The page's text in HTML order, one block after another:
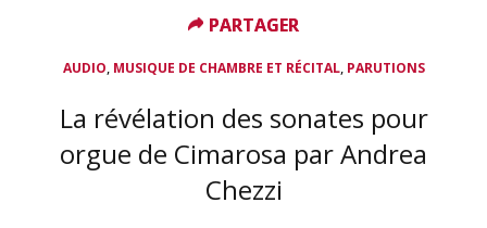
AUDIO, MUSIQUE DE CHAMBRE ET RÉCITAL, PARUTIONS
La révélation des sonates pour
orgue de Cimarosa par Andrea
Chezzi
PARTAGER
PARTAGER